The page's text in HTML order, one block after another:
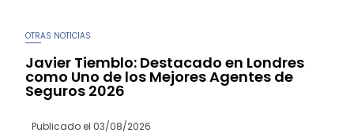
OTRAS NOTICIAS
Javier Tiemblo: Destacado en Londres
como Uno de los Mejores Agentes de
Seguros 2026
Publicado el 03/08/2026